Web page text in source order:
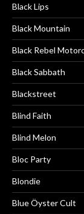
Black Lips
Black Mountain
Black Rebel
Black Sabbath
Blackstreet
Blind Faith
Blind Melon
Bloc Party
Blondie
Blue Öyster Cult